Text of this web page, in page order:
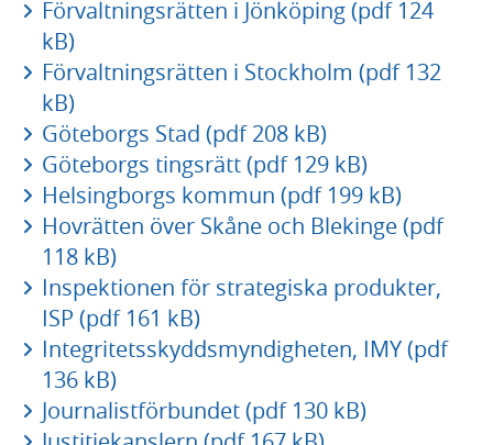
Förvaltningsrätten i Jönköping (pdf 124
kB)
Förvaltningsrätten i Stockholm (pdf 132
kB)
Göteborgs Stad (pdf 208 kB)
Göteborgs tingsrätt (pdf 129 kB)
Helsingborgs kommun (pdf 199 kB)
Hovrätten över Skåne och Blekinge (pdf
118 kB)
Inspektionen för strategiska produkter,
ISP (pdf 161 kB)
Integritetsskyddsmyndigheten, IMY (pdf
136 kB)
Journalistförbundet (pdf 130 kB)